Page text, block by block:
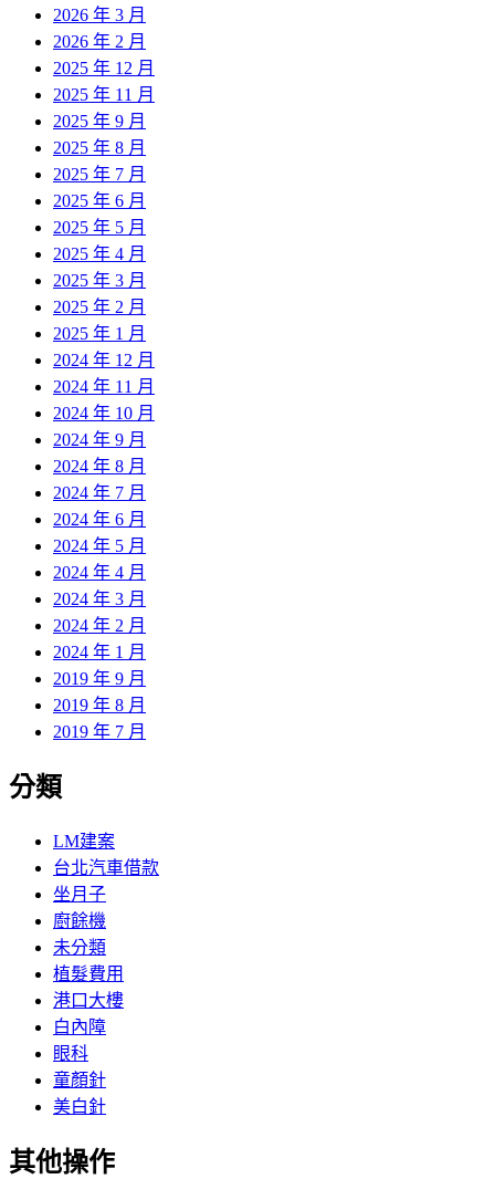
2026 年 3 月
2026 年 2 月
2025 年 12 月
2025 年 11 月
2025 年 9 月
2025 年 8 月
2025 年 7 月
2025 年 6 月
2025 年 5 月
2025 年 4 月
2025 年 3 月
2025 年 2 月
2025 年 1 月
2024 年 12 月
2024 年 11 月
2024 年 10 月
2024 年 9 月
2024 年 8 月
2024 年 7 月
2024 年 6 月
2024 年 5 月
2024 年 4 月
2024 年 3 月
2024 年 2 月
2024 年 1 月
2019 年 9 月
2019 年 8 月
2019 年 7 月
分類
LM建案
台北汽車借款
坐月子
廚餘機
未分類
植髮費用
港口大樓
白內障
眼科
童顏針
美白針
其他操作